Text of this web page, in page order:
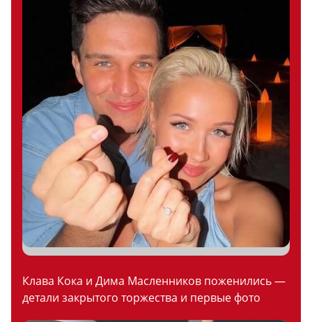
Клава Кока и Дима Масленников поженились —
детали закрытого торжества и первые фото